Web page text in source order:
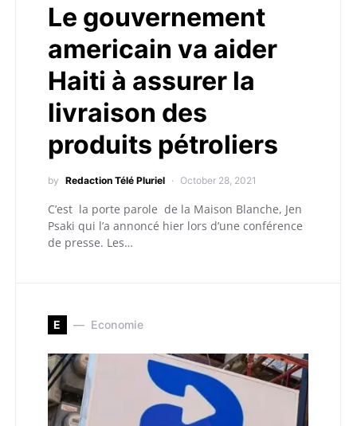
Le gouvernement
americain va aider
Haiti à assurer la
livraison des
produits pétroliers
by Redaction Télé Pluriel October 28, 2021
C’est la porte parole de la Maison Blanche, Jen
Psaki qui l’a annoncé hier lors d’une conférence
de presse. Les…
E Economie